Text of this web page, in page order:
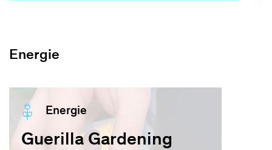
Energie
Energie
Guerilla Gardening